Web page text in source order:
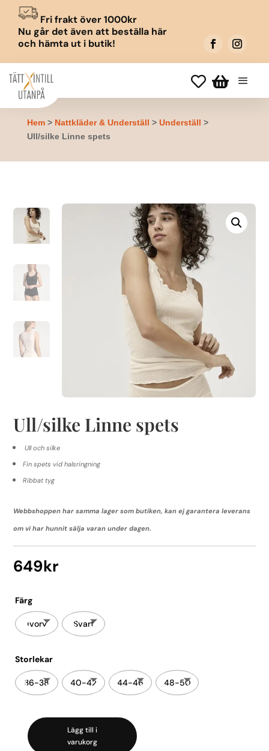
Fri frakt över 1000kr
Nu går det även att beställa här
och hämta ut i butik!
 
Hem> Nattkläder & Underställ > Underställ >
Ull/silke Linne spets
Ull/silke Linne spets
Ull och silke
Fin spets vid halsringning
Ribbat tyg
Webbshoppen har samma lager som butiken, kan ej garantera leverans
om vi har hunnit sälja varan under dagen.
649kr
Färg
ivory Svart
Storlekar
36-38 40-42 44-46 48-50
Ull/silke
Lägg till i
varukorg